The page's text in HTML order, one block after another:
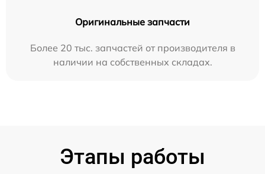
Оригинальные запчасти
Более 20 тыс. запчастей от производителя в
наличии на собственных складах.
Этапы работы